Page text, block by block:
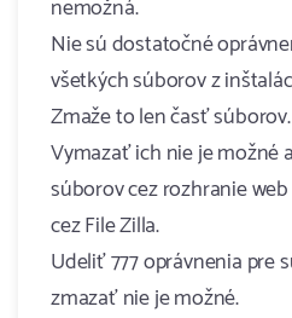
nemožná.
Nie sú dostatočné
všetkých súborov z
Zmaže to len časť súborov.
Vymazať ich nie je možné
súborov cez rozhranie
cez File Zilla.
Udeliť 777 oprávnenia pre
zmazať nie je možné.